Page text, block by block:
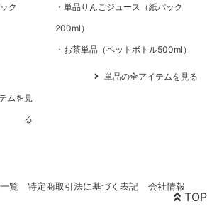
ク
ムを見
る
単品りんごジュース（紙パック
200ml）
お茶単品（ペットボトル500ml）
単品の全アイテムを見る
TOP
覧 特定商取引法に基づく表記
会社情報